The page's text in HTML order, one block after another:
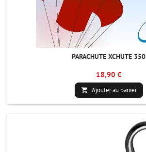
PARACHUTE XCHUTE 350
18,90 €
 Ajouter au panier